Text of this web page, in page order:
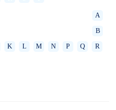
A
B
K L M N P Q R